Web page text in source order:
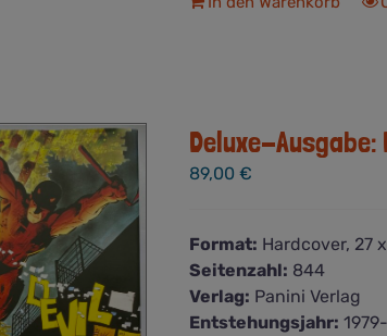
Deluxe-Ausgabe:
89,00 €
Format: Hardcover, 27
Seitenzahl: 844
Verlag: Panini Verlag
Entstehungsjahr: